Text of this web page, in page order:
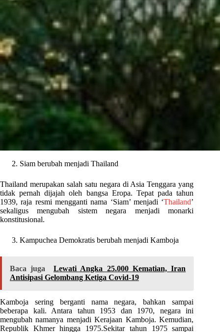
Siam berubah menjadi Thailand
Thailand merupakan salah satu negara di Asia Tenggara yang
tidak pernah dijajah oleh bangsa Eropa. Tepat pada tahun
1939, raja resmi mengganti nama ‘Siam’ menjadi ‘Thailand’
sekaligus mengubah sistem negara menjadi monarki
konstitusional.
Kampuchea Demokratis berubah menjadi Kamboja
Baca juga
Lewati Angka 25.000 Kematian, Iran
Antisipasi Gelombang Ketiga Covid-19
Kamboja sering berganti nama negara, bahkan sampai
beberapa kali. Antara tahun 1953 dan 1970, negara ini
mengubah namanya menjadi Kerajaan Kamboja. Kemudian,
Republik Khmer hingga 1975.Sekitar tahun 1975 sampai